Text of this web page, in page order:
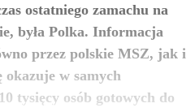
ostatniego zamachu na
była Polka. Informacja
przez polskie MSZ, jak i
okazuje w samych
tysięcy osób gotowych do
zobacz więcej